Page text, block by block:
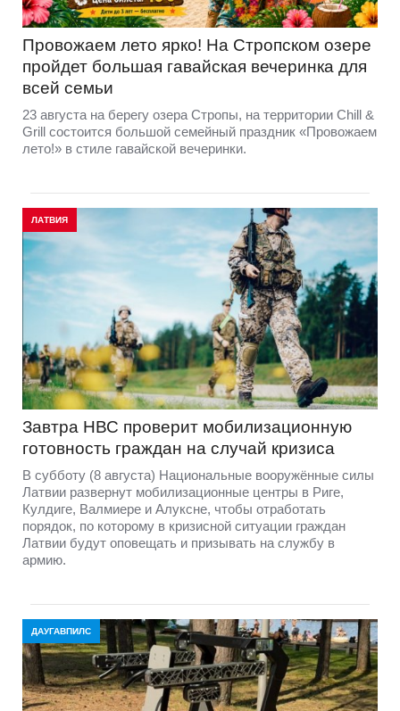
Провожаем лето ярко! На Стропском озере
пройдет большая гавайская вечеринка для
всей семьи
23 августа на берегу озера Стропы, на территории Chill &
Grill состоится большой семейный праздник «Провожаем
лето!» в стиле гавайской вечеринки.
ЛАТВИЯ
Завтра НВС проверит мобилизационную
готовность граждан на случай кризиса
В субботу (8 августа) Национальные вооружённые силы
Латвии развернут мобилизационные центры в Риге,
Кулдиге, Валмиере и Алуксне, чтобы отработать
порядок, по которому в кризисной ситуации граждан
Латвии будут оповещать и призывать на службу в
армию.
ДАУГАВПИЛС